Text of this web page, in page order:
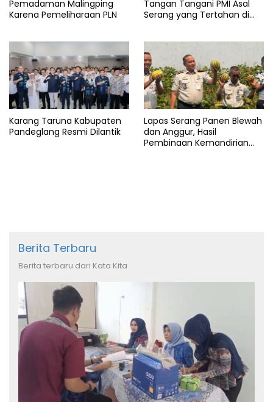
Pemadaman Malingping
Karena Pemeliharaan PLN
Tangan Tangani PMI Asal
Serang yang Tertahan di
Karang Taruna Kabupaten
Pandeglang Resmi Dilantik
Lapas Serang Panen Blewah
dan Anggur, Hasil
Pembinaan Kemandirian
Berita Terbaru
Berita terbaru dari Kata Kita